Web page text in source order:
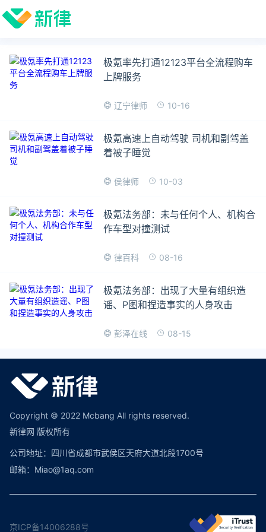
极氪率先打通12123平台全流程购车
上牌服务
辽宁律师 10-16
极氪高速上自动驾驶 司机和副驾盖
着被子睡觉
侯律师 10-03
极氪法务部：未与任何个人、机构合
作车型对撞测试
律百科 08-16
极氪法务部：出现了大量有组织造
谣、P图和捏造事实的人身攻击
彭泽在线 08-15
Copyright © 2022 Mcbang All rights reserved.
新律网 版权所有
公司地址：四川省成都市武侯区天府大道北段1700号
邮箱：Miao@1aq.com
京ICP备14006288号